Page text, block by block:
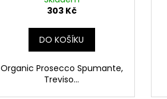
303 Kč
DO KOŠÍKU
Organic Prosecco Spumante,
Treviso...